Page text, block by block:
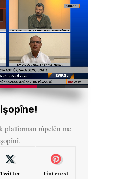
platforman rûpelên me
Twitter Pinterest